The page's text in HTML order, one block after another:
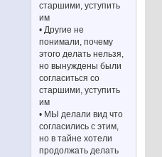
старшими, уступить
им
• Другие не
понимали, почему
этого делать нельзя,
но вынуждены были
согласиться со
старшими, уступить
им
• МЫ делали вид что
согласились с этим,
но в тайне хотели
продолжать делать